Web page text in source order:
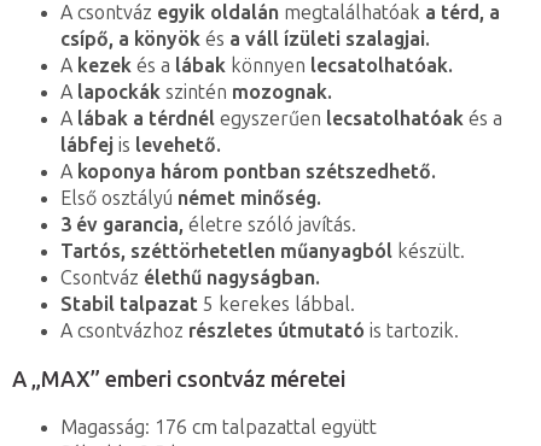
A csontváz egyik oldalán megtalálhatóak a térd, a
csípő, a könyök és a váll ízületi szalagjai.
A kezek és a lábak könnyen lecsatolhatóak.
A lapockák szintén mozognak.
A lábak a térdnél egyszerűen lecsatolhatóak és a
lábfej is levehető.
A koponya három pontban szétszedhető.
Első osztályú német minőség.
3 év garancia, életre szóló javítás.
Tartós, széttörhetetlen műanyagból készült.
Csontváz élethű nagyságban.
Stabil talpazat 5 kerekes lábbal.
A csontvázhoz részletes útmutató is tartozik.
A „MAX” emberi csontváz méretei
Magasság: 176 cm talpazattal együtt